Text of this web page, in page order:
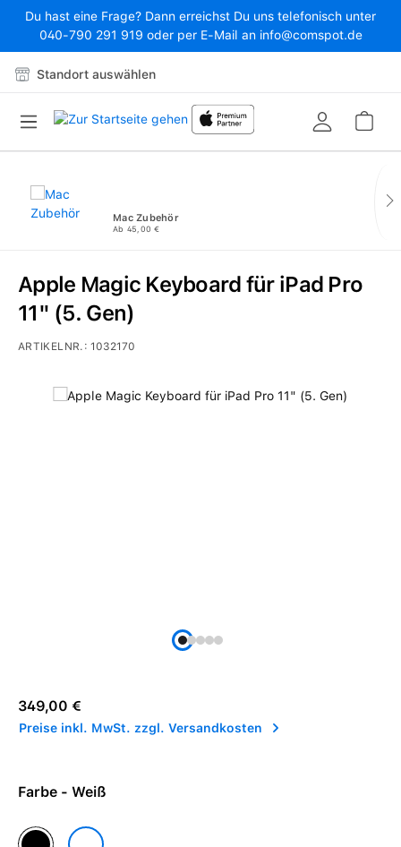
Zum Hauptinhalt springen
Du hast eine Frage? Dann erreichst Du uns telefonisch unter
040-790 291 919 oder per E-Mail an info@comspot.de
Standort auswählen
Mac Zubehör
Ab 45,00 €
Bildergalerie überspringen
Apple Magic Keyboard für iPad Pro
11" (5. Gen)
ARTIKELNR.:1032170
Regulärer Preis:
349,00 €
Preise inkl. MwSt. zzgl. Versandkosten
Farbe - Weiß
SchwarzWeiß